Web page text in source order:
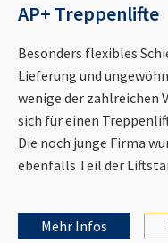
AP+ Treppenlifte
Besonders flexibles
Lieferung und
wenige der zahlreichen
sich für einen
Die noch junge Firma
ebenfalls Teil der
Mehr Infos